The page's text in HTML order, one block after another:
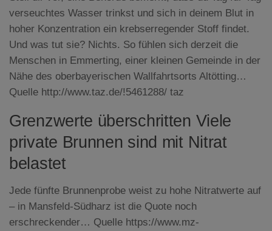
verseuchtes Wasser trinkst und sich in deinem Blut in
hoher Konzentration ein krebserregender Stoff findet.
Und was tut sie? Nichts. So fühlen sich derzeit die
Menschen in Emmerting, einer kleinen Gemeinde in der
Nähe des oberbayerischen Wallfahrtsorts Altötting…
Quelle http://www.taz.de/!5461288/ taz
Grenzwerte überschritten Viele
private Brunnen sind mit Nitrat
belastet
Jede fünfte Brunnenprobe weist zu hohe Nitratwerte auf
– in Mansfeld-Südharz ist die Quote noch
erschreckender… Quelle https://www.mz-